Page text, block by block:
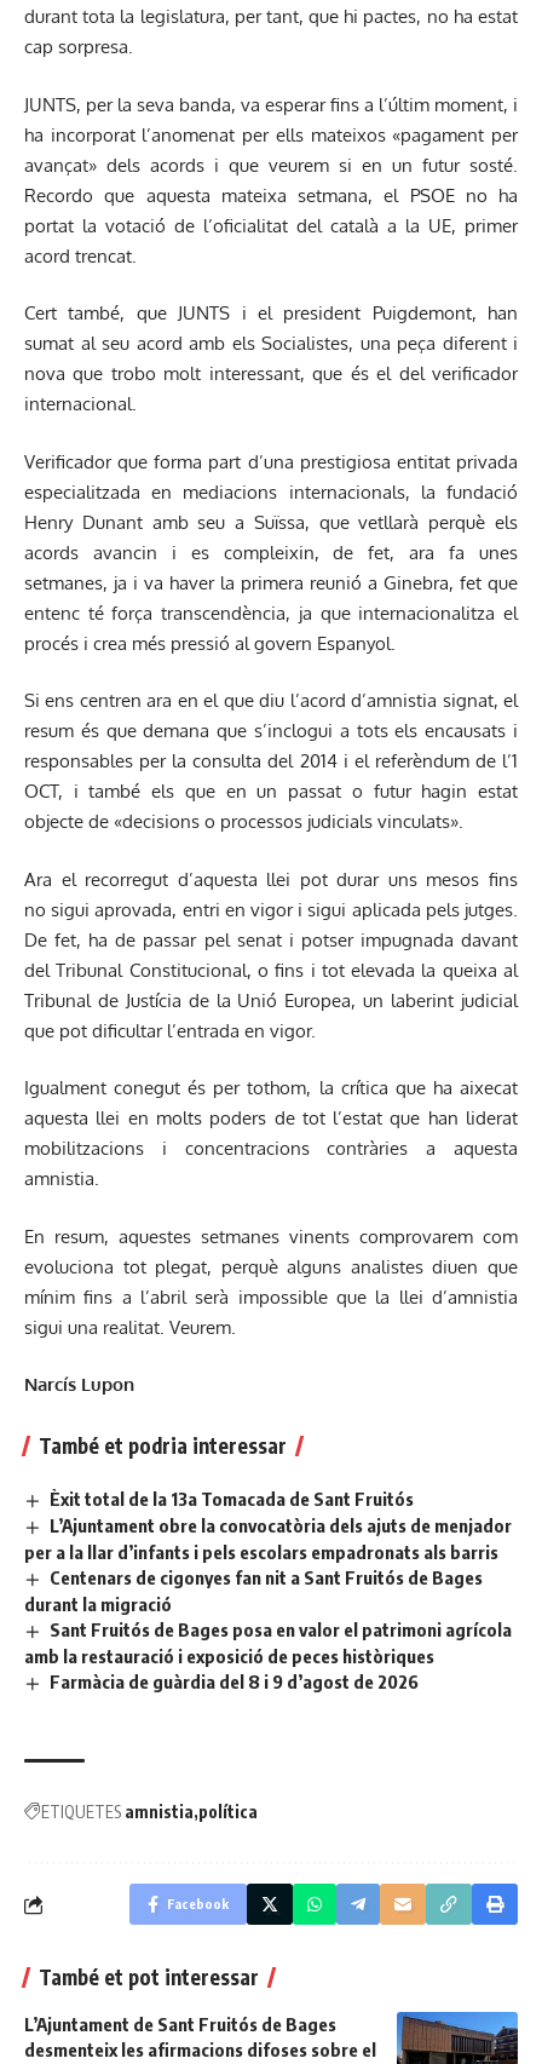
durant tota la legislatura, per tant, que hi pactes, no ha estat
cap sorpresa.
JUNTS, per la seva banda, va esperar fins a l’últim moment, i
ha incorporat l’anomenat per ells mateixos «pagament per
avançat» dels acords i que veurem si en un futur sosté.
Recordo que aquesta mateixa setmana, el PSOE no ha
portat la votació de l’oficialitat del català a la UE, primer
acord trencat.
Cert també, que JUNTS i el president Puigdemont, han
sumat al seu acord amb els Socialistes, una peça diferent i
nova que trobo molt interessant, que és el del verificador
internacional.
Verificador que forma part d’una prestigiosa entitat privada
especialitzada en mediacions internacionals, la fundació
Henry Dunant amb seu a Suïssa, que vetllarà perquè els
acords avancin i es compleixin, de fet, ara fa unes
setmanes, ja i va haver la primera reunió a Ginebra, fet que
entenc té força transcendència, ja que internacionalitza el
procés i crea més pressió al govern Espanyol.
Si ens centren ara en el que diu l’acord d’amnistia signat, el
resum és que demana que s’inclogui a tots els encausats i
responsables per la consulta del 2014 i el referèndum de l’1
OCT, i també els que en un passat o futur hagin estat
objecte de «decisions o processos judicials vinculats».
Ara el recorregut d’aquesta llei pot durar uns mesos fins
no sigui aprovada, entri en vigor i sigui aplicada pels jutges.
De fet, ha de passar pel senat i potser impugnada davant
del Tribunal Constitucional, o fins i tot elevada la queixa al
Tribunal de Justícia de la Unió Europea, un laberint judicial
que pot dificultar l’entrada en vigor.
Igualment conegut és per tothom, la crítica que ha aixecat
aquesta llei en molts poders de tot l’estat que han liderat
mobilitzacions i concentracions contràries a aquesta
amnistia.
En resum, aquestes setmanes vinents comprovarem com
evoluciona tot plegat, perquè alguns analistes diuen que
mínim fins a l’abril serà impossible que la llei d’amnistia
sigui una realitat. Veurem.
Narcís Lupon
També et podria interessar
Èxit total de la 13a Tomacada de Sant Fruitós
L’Ajuntament obre la convocatòria dels ajuts de menjador
per a la llar d’infants i pels escolars empadronats als barris
Centenars de cigonyes fan nit a Sant Fruitós de Bages
durant la migració
Sant Fruitós de Bages posa en valor el patrimoni agrícola
amb la restauració i exposició de peces històriques
Farmàcia de guàrdia del 8 i 9 d’agost de 2026
ETIQUETES amnistia política
Facebook
També et pot interessar
L’Ajuntament de Sant Fruitós de Bages
desmenteix les afirmacions difoses sobre el